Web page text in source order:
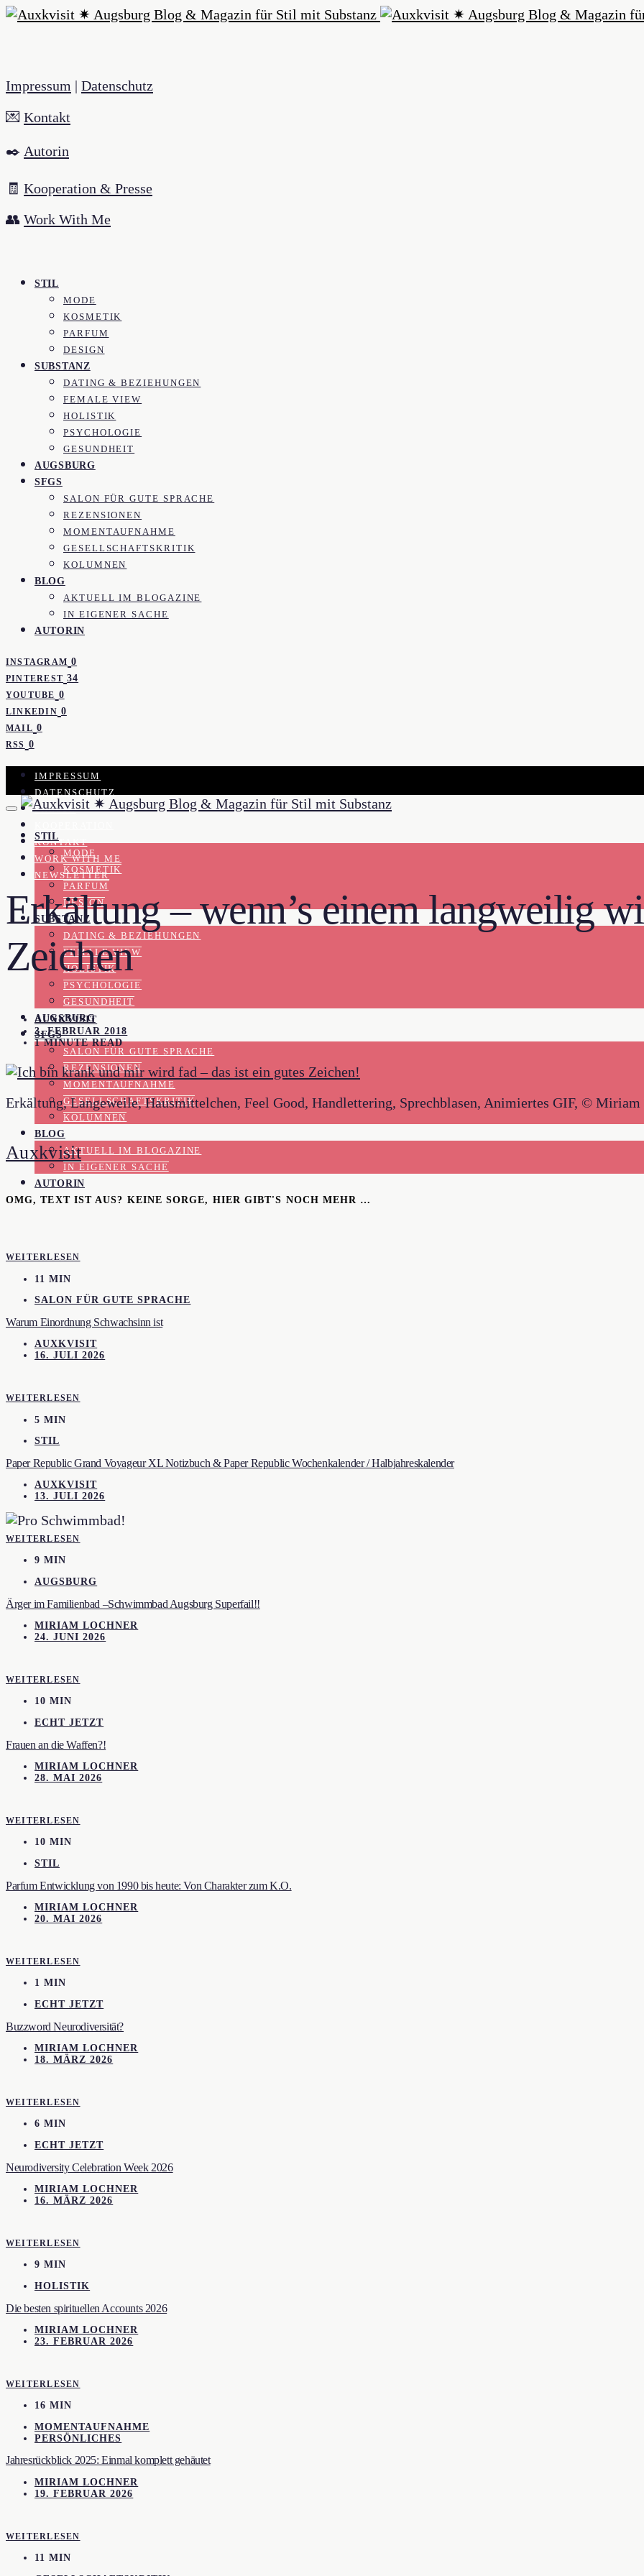
Impressum | Datenschutz
💌 Kontakt
✒️ Autorin
🧾 Kooperation & Presse
👥 Work With Me
STIL
MODE
KOSMETIK
PARFUM
DESIGN
SUBSTANZ
DATING & BEZIEHUNGEN
FEMALE VIEW
HOLISTIK
PSYCHOLOGIE
GESUNDHEIT
AUGSBURG
SFGS
SALON FÜR GUTE SPRACHE
REZENSIONEN
MOMENTAUFNAHME
GESELLSCHAFTSKRITIK
KOLUMNEN
BLOG
AKTUELL IM BLOGAZINE
IN EIGENER SACHE
AUTORIN
INSTAGRAM 0
PINTEREST 34
YOUTUBE 0
LINKEDIN 0
MAIL 0
RSS 0
IMPRESSUM
DATENSCHUTZ
PRESSE
KONTAKT
WORK WITH ME
NEWSLETTER
STIL
MODE
KOSMETIK
PARFUM
DESIGN
SUBSTANZ
DATING & BEZIEHUNGEN
FEMALE VIEW
HOLISTIK
PSYCHOLOGIE
GESUNDHEIT
AUGSBURG
SFGS
SALON FÜR GUTE SPRACHE
REZENSIONEN
MOMENTAUFNAHME
GESELLSCHAFTSKRITIK
KOLUMNEN
BLOG
AKTUELL IM BLOGAZINE
IN EIGENER SACHE
AUTORIN
Erkältung – wenn’s einem langweilig
Zeichen
AUXKVISIT
3. FEBRUAR 2018
1 MINUTE READ
Erkältung, Langeweile, Hausmittelchen, Feel Good, Handlettering, Sprechblasen, Animiertes GIF, © Miriam
Auxkvisit
OMG, TEXT IST AUS? KEINE SORGE, HIER GIBT'S NOCH MEHR …
WEITERLESEN
11 MIN
SALON FÜR GUTE SPRACHE
Warum Einordnung Schwachsinn ist
AUXKVISIT
16. JULI 2026
WEITERLESEN
5 MIN
STIL
Paper Republic Grand Voyageur XL Notizbuch & Paper Republic Wochenkalender / Halbjahreskalender
AUXKVISIT
13. JULI 2026
WEITERLESEN
9 MIN
AUGSBURG
Ärger im Familienbad –Schwimmbad Augsburg Superfail!!
MIRIAM LOCHNER
24. JUNI 2026
WEITERLESEN
10 MIN
ECHT JETZT
Frauen an die Waffen?!
MIRIAM LOCHNER
28. MAI 2026
WEITERLESEN
10 MIN
STIL
Parfum Entwicklung von 1990 bis heute: Von Charakter zum K.O.
MIRIAM LOCHNER
20. MAI 2026
WEITERLESEN
1 MIN
ECHT JETZT
Buzzword Neurodiversität?
MIRIAM LOCHNER
18. MÄRZ 2026
WEITERLESEN
6 MIN
ECHT JETZT
Neurodiversity Celebration Week 2026
MIRIAM LOCHNER
16. MÄRZ 2026
WEITERLESEN
9 MIN
HOLISTIK
Die besten spirituellen Accounts 2026
MIRIAM LOCHNER
23. FEBRUAR 2026
WEITERLESEN
16 MIN
MOMENTAUFNAHME
PERSÖNLICHES
Jahresrückblick 2025: Einmal komplett gehäutet
MIRIAM LOCHNER
19. FEBRUAR 2026
WEITERLESEN
11 MIN